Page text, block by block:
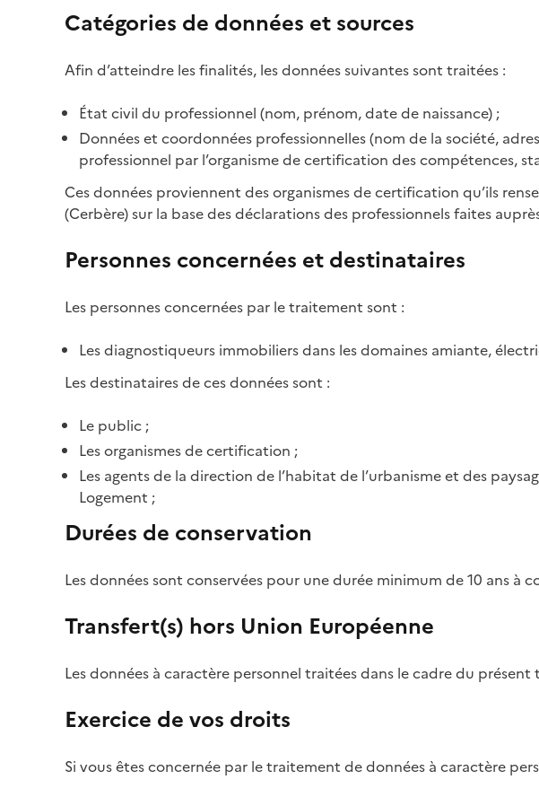
Catégories de données et sources
Afin d’atteindre les finalités, les données suivantes sont traitées :
État civil du professionnel (nom, prénom, date de naissance) ;
Données et coordonnées professionnelles (nom de la société,
professionnel par l’organisme de certification des compétences,
Ces données proviennent des organismes de certification qu’ils
(Cerbère) sur la base des déclarations des professionnels faites
Personnes concernées et destinataires
Les personnes concernées par le traitement sont :
Les diagnostiqueurs immobiliers dans les domaines amiante,
Les destinataires de ces données sont :
Le public ;
Les organismes de certification ;
Les agents de la direction de l’habitat de l’urbanisme et des
Logement ;
Durées de conservation
Les données sont conservées pour une durée minimum de 10 ans à
Transfert(s) hors Union Européenne
Les données à caractère personnel traitées dans le cadre du
Exercice de vos droits
Si vous êtes concernée par le traitement de données à caractère